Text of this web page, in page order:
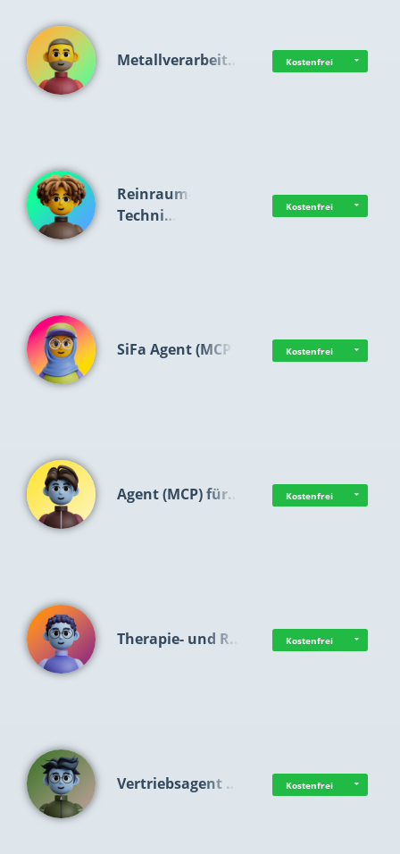
Metallverarbeit… Kostenfrei
Reinraum-
Techni…
Kostenfrei
SiFa Agent (MCP) Kostenfrei
Agent (MCP) für… Kostenfrei
Therapie- und R… Kostenfrei
Vertriebsagent … Kostenfrei